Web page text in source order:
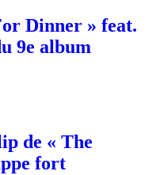
Dinner » feat.
9e album
de « The
fort